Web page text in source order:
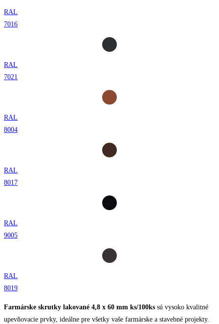
RAL
7016
RAL
7021
RAL
8004
RAL
8017
RAL
9005
RAL
8019
Farmárske skrutky lakované 4,8 x 60 mm ks/100ks sú vysoko kvalitné
upevňovacie prvky, ideálne pre všetky vaše farmárske a stavebné projekty.